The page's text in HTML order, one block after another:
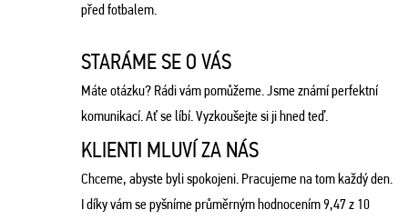
před fotbalem.
STARÁME SE O VÁS
Máte otázku? Rádi vám pomůžeme. Jsme známí perfektní
komunikací. Ať se líbí. Vyzkoušejte si ji hned teď.
KLIENTI MLUVÍ ZA NÁS
Chceme, abyste byli spokojeni. Pracujeme na tom každý den.
I díky vám se pyšníme průměrným hodnocením 9,47 z 10